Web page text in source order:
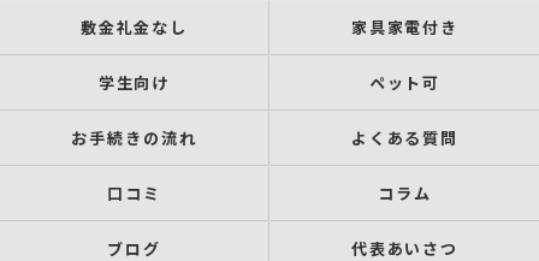
敷金礼金なし 家具家電付き
学生向け ペット可
お手続きの流れ よくある質問
口コミ コラム
ブログ 代表あいさつ